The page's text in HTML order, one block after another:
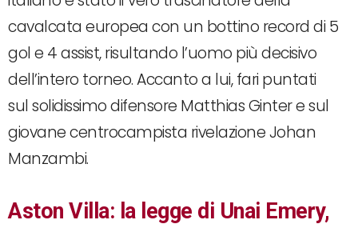
cavalcata europea con un bottino record di 5
gol e 4 assist, risultando l’uomo più decisivo
dell’intero torneo.Accanto a lui, fari puntati
sul solidissimo difensore Matthias Ginter e sul
giovane centrocampista rivelazione Johan
Manzambi.
Aston Villa: la legge di Unai Emery,